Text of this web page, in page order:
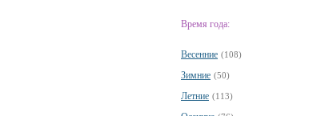
Время года:
Весенние (108)
Зимние (50)
Летние (113)